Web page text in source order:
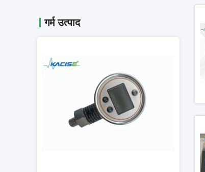
गर्म उत्पाद